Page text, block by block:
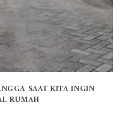
SAAT KITA INGIN
RUMAH